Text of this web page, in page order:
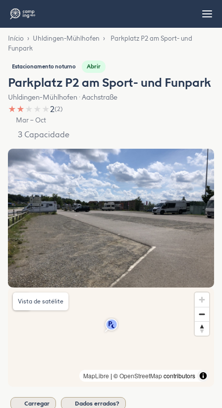
Início › Uhldingen-Mühlhofen ›
Parkplatz P2 am Sport- und
Funpark
Estacionamento noturno Abrir
Parkplatz P2 am Sport- und Funpark
Uhldingen-Mühlhofen · Aachstraße
★ ★ ★ ★ ★2(2)
Mar – Oct
3 Capacidade
MapLibre | ©OpenStreetMapcontributors
Vista de satélite
Carregar Dados errados?